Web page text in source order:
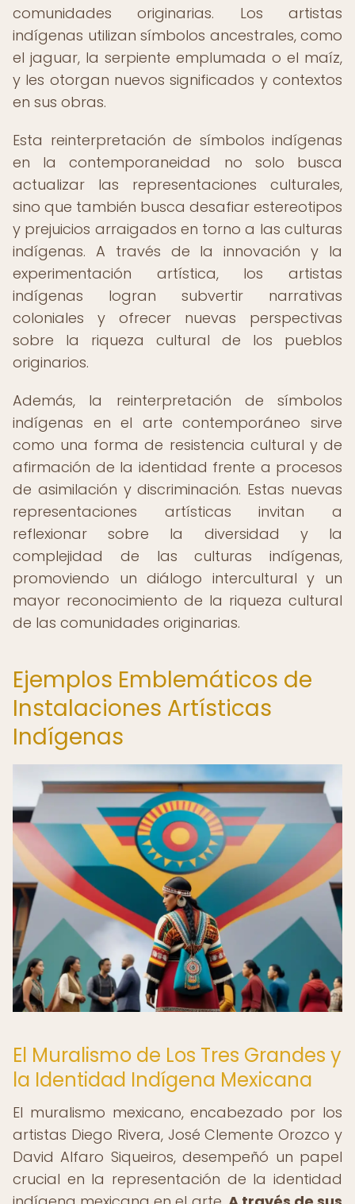
comunidades originarias. Los artistas
indígenas utilizan símbolos ancestrales, como
el jaguar, la serpiente emplumada o el maíz,
y les otorgan nuevos significados y contextos
en sus obras.
Esta reinterpretación de símbolos indígenas
en la contemporaneidad no solo busca
actualizar las representaciones culturales,
sino que también busca desafiar estereotipos
y prejuicios arraigados en torno a las culturas
indígenas. A través de la innovación y la
experimentación artística, los artistas
indígenas logran subvertir narrativas
coloniales y ofrecer nuevas perspectivas
sobre la riqueza cultural de los pueblos
originarios.
Además, la reinterpretación de símbolos
indígenas en el arte contemporáneo sirve
como una forma de resistencia cultural y de
afirmación de la identidad frente a procesos
de asimilación y discriminación. Estas nuevas
representaciones artísticas invitan a
reflexionar sobre la diversidad y la
complejidad de las culturas indígenas,
promoviendo un diálogo intercultural y un
mayor reconocimiento de la riqueza cultural
de las comunidades originarias.
Ejemplos Emblemáticos de
Instalaciones Artísticas
Indígenas
El Muralismo de Los Tres Grandes y
la Identidad Indígena Mexicana
El muralismo mexicano, encabezado por los
artistas Diego Rivera, José Clemente Orozco y
David Alfaro Siqueiros, desempeñó un papel
crucial en la representación de la identidad